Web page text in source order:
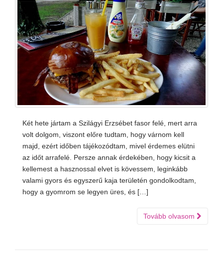
Két hete jártam a Szilágyi Erzsébet fasor felé, mert arra
volt dolgom, viszont előre tudtam, hogy várnom kell
majd, ezért időben tájékozódtam, mivel érdemes elütni
az időt arrafelé. Persze annak érdekében, hogy kicsit a
kellemest a hasznossal elvet is kövessem, leginkább
valami gyors és egyszerű kaja területén gondolkodtam,
hogy a gyomrom se legyen üres, és […]
Tovább olvasom